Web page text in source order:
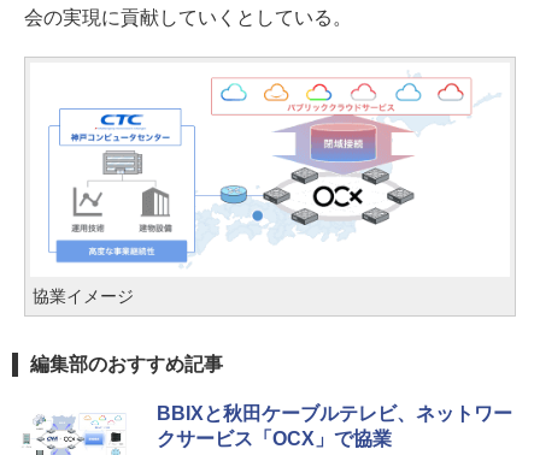
会の実現に貢献していくとしている。
協業イメージ
編集部のおすすめ記事
BBIXと秋田ケーブルテレビ、ネットワー
クサービス「OCX」で協業